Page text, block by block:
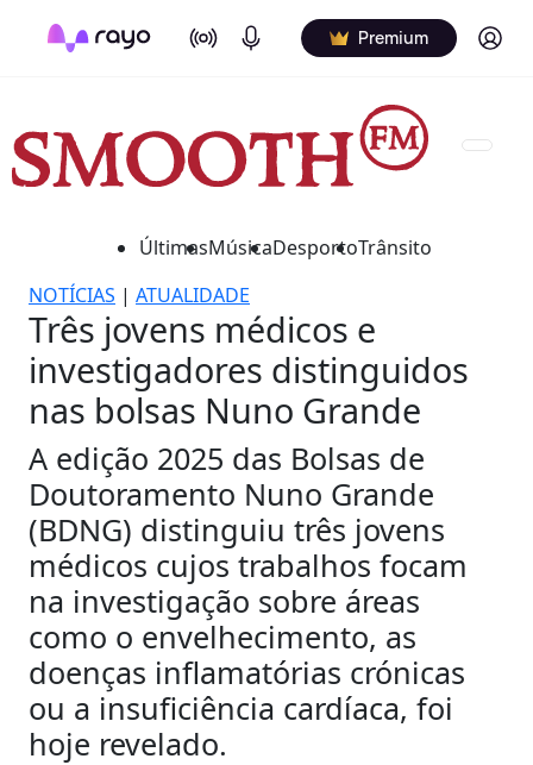
On Air Podcasts Premium Log in
ÚltimasMúsicaDesportoTrânsito
NOTÍCIAS | ATUALIDADE
Três jovens médicos e
investigadores distinguidos
nas bolsas Nuno Grande
A edição 2025 das Bolsas de
Doutoramento Nuno Grande
(BDNG) distinguiu três jovens
médicos cujos trabalhos focam
na investigação sobre áreas
como o envelhecimento, as
doenças inflamatórias crónicas
ou a insuficiência cardíaca, foi
hoje revelado.